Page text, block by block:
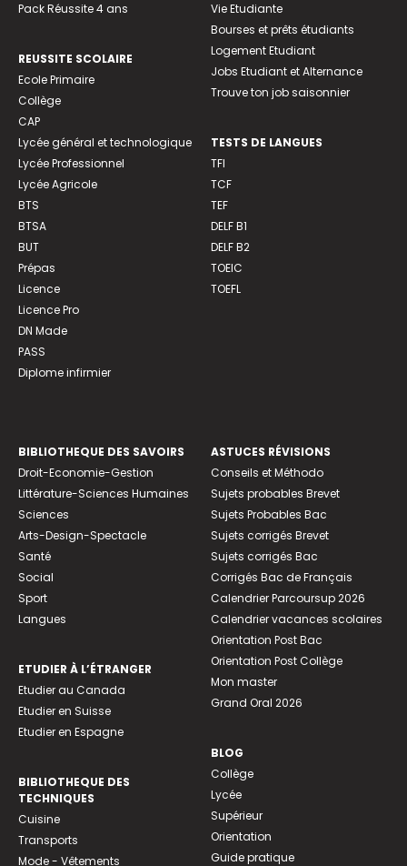
Pack Réussite 4 ans
REUSSITE SCOLAIRE
Ecole Primaire
Collège
CAP
Lycée général et technologique
Lycée Professionnel
Lycée Agricole
BTS
BTSA
BUT
Prépas
Licence
Licence Pro
DN Made
PASS
Diplome infirmier
Vie Etudiante
Bourses et prêts étudiants
Logement Etudiant
Jobs Etudiant et Alternance
Trouve ton job saisonnier
TESTS DE LANGUES
TFI
TCF
TEF
DELF B1
DELF B2
TOEIC
TOEFL
BIBLIOTHEQUE DES SAVOIRS
Droit-Economie-Gestion
Littérature-Sciences Humaines
Sciences
Arts-Design-Spectacle
Santé
Social
Sport
Langues
ETUDIER À L’ÉTRANGER
Etudier au Canada
Etudier en Suisse
Etudier en Espagne
BIBLIOTHEQUE DES
TECHNIQUES
Cuisine
Transports
Mode - Vêtements
ASTUCES RÉVISIONS
Conseils et Méthodo
Sujets probables Brevet
Sujets Probables Bac
Sujets corrigés Brevet
Sujets corrigés Bac
Corrigés Bac de Français
Calendrier Parcoursup 2026
Calendrier vacances scolaires
Orientation Post Bac
Orientation Post Collège
Mon master
Grand Oral 2026
BLOG
Collège
Lycée
Supérieur
Orientation
Guide pratique